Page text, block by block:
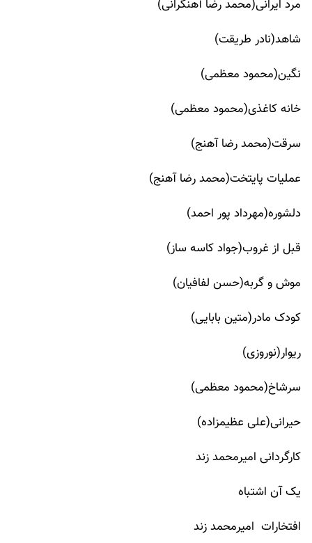
مرد ایرانی(محمد رضا آهنگرانی)
شاهد(نادر طریقت)
نگین(محمود معظمی)
خانه کاغذی(محمود معظمی)
سرقت(محمد رضا آهنج)
عملیات پایتخت(محمد رضا آهنج)
دلشوره(مهرداد پور احمد)
قبل از غروب(جواد کاسه ساز)
موش و گربه(حسن لفافیان)
کودک مادر(متین بابایی)
ریوار(نوروزی)
سرشاخ(محمود معظمی)
حیرانی(علی عظیمزاده)
کارگردانی امیرمحمد زند
یک آن اشتباه
افتخارات امیرمحمد زند